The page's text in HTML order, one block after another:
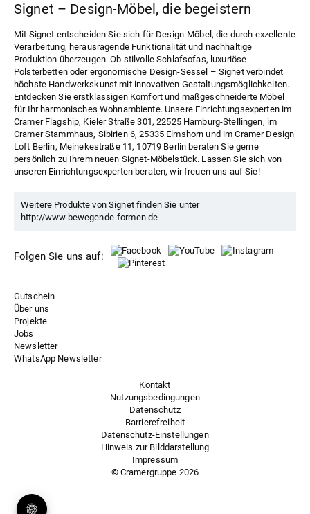
Signet – Design-Möbel, die begeistern
Mit Signet entscheiden Sie sich für Design-Möbel, die durch exzellente
Verarbeitung, herausragende Funktionalität und nachhaltige
Produktion überzeugen. Ob stilvolle Schlafsofas, luxuriöse
Polsterbetten oder ergonomische Design-Sessel – Signet verbindet
höchste Handwerkskunst mit innovativen Gestaltungsmöglichkeiten.
Entdecken Sie erstklassigen Komfort und maßgeschneiderte Möbel
für Ihr harmonisches Wohnambiente. Unsere Einrichtungsexperten im
Cramer Flagship, Kieler Straße 301, 22525 Hamburg-Stellingen, im
Cramer Stammhaus, Sibirien 6, 25335 Elmshorn und imCramer Design
Loft Berlin, Meinekestraße 11, 10719 Berlin beraten Sie gerne
persönlich zu Ihrem neuen Signet-Möbelstück. Lassen Sie sich von
unseren Einrichtungsexperten beraten, wir freuen uns auf Sie!
Weitere Produkte von Signet finden Sie unter
http://www.bewegende-formen.de
Folgen Sie uns auf:
Gutschein
Über uns
Projekte
Jobs
Newsletter
WhatsApp Newsletter
Kontakt
Nutzungsbedingungen
Datenschutz
Barrierefreiheit
Datenschutz-Einstellungen
Hinweis zur Bilddarstellung
Impressum
© Cramergruppe 2026